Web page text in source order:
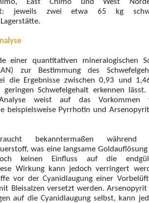
East Chimo und West
jeweils zwei etwa 65 kg
einer quantitativen mineralogischen
zur Bestimmung des
die Ergebnisse zwischen 0,93 und
geringen Schwefelgehalt erkennen lässt.
Analyse weist auf das Vorkommen
beispielsweise Pyrrhotin und
bekanntermaßen während
was eine langsame
keinen Einfluss auf die
Wirkung kann jedoch verringert
vor der Cyanidlaugung einer
Bleisalzen versetzt werden.
auf die Cyanidlaugung selbst, kann